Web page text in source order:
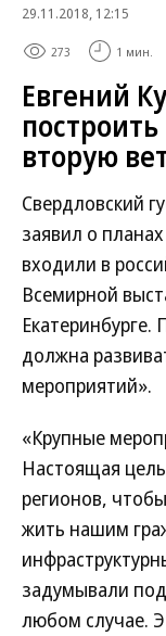
29.11.2018, 12:15
273 1 мин.
Евгений
вторую
Свердловский
заявил о
входили в
Всемирной
Екатеринбурге.
должна
мероприятий».
«Крупные
Настоящая
регионов,
жить нашим
задумывали
любом случае.